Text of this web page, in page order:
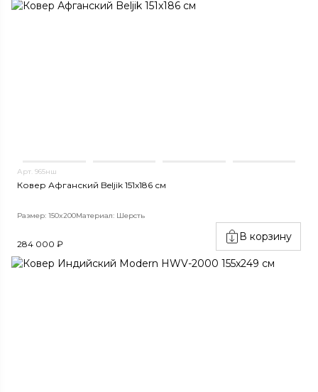
Арт. 965нш
Ковер Афганский Beljik 151x186 см
Размер: 150x200Материал: Шерсть
284 000 ₽
В корзину